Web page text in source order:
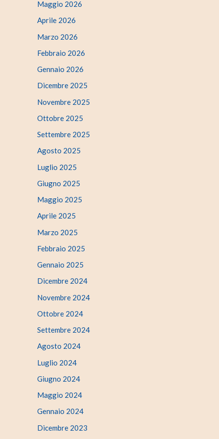
Maggio 2026
Aprile 2026
Marzo 2026
Febbraio 2026
Gennaio 2026
Dicembre 2025
Novembre 2025
Ottobre 2025
Settembre 2025
Agosto 2025
Luglio 2025
Giugno 2025
Maggio 2025
Aprile 2025
Marzo 2025
Febbraio 2025
Gennaio 2025
Dicembre 2024
Novembre 2024
Ottobre 2024
Settembre 2024
Agosto 2024
Luglio 2024
Giugno 2024
Maggio 2024
Gennaio 2024
Dicembre 2023